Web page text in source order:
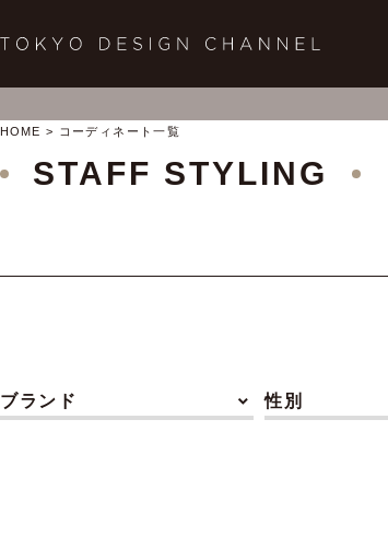
HOME コーディネート一覧
STAFF STYLING
ブランド 性別